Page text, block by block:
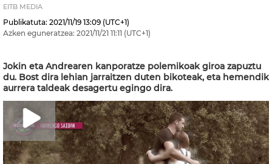
EITB MEDIA
Publikatuta: 2021/11/19 13:09 (UTC+1)
Azken eguneratzea: 2021/11/21 11:11 (UTC+1)
Jokin eta Andrearen kanporatze polemikoak giroa zapuztu
du. Bost dira lehian jarraitzen duten bikoteak, eta hemendik
aurrera taldeak desagertu egingo dira.